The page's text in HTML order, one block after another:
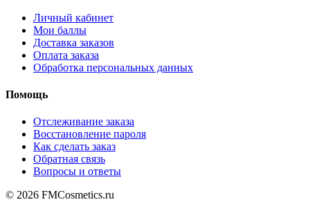
Личный кабинет
Мои баллы
Доставка заказов
Оплата заказа
Обработка персональных данных
Помощь
Отслеживание заказа
Восстановление пароля
Как сделать заказ
Обратная связь
Вопросы и ответы
© 2026 FMCosmetics.ru